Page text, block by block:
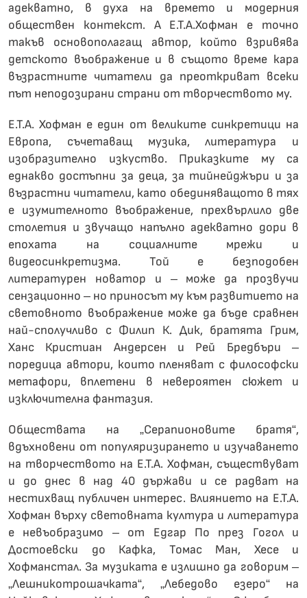
адекватно, в духа на времето и модерния
обществен контекст. А Е.Т.А.Хофман е точно
такъв основополагащ автор, който взривява
детското въображение и в същото време кара
възрастните читатели да преоткриват всеки
път неподозирани страни от творчеството му.
Е.Т.А. Хофман е един от великите синкретици на
Европа, съчетаващ музика, литература и
изобразително изкуство. Приказките му са
еднакво достъпни за деца, за тийнейджъри и за
възрастни читатели, като обединяващото в тях
е изумителното въображение, прехвърлило две
столетия и звучащо напълно адекватно дори в
епохата на социалните мрежи и
видеосинкретизма. Той е безподобен
литературен новатор и – може да прозвучи
сензационно – но приносът му към развитието на
световното въображение може да бъде сравнен
най-сполучливо с Филип К. Дик, братята Грим,
Ханс Кристиан Андерсен и Рей Бредбъри –
поредица автори, които пленяват с философски
метафори, вплетени в невероятен сюжет и
изключителна фантазия.
Обществата на „Серапионовите братя“,
вдъхновени от популяризирането и изучаването
на творчеството на Е.Т.А. Хофман, съществуват
и до днес в над 40 държави и се радват на
нестихващ публичен интерес. Влиянието на Е.Т.А.
Хофман върху световната култура и литература
е невъобразимо – от Едгар По през Гогол и
Достоевски до Кафка, Томас Ман, Хесе и
Хофманстал. За музиката е излишно да говорим –
„Лешникотрошачката“, „Лебедово езеро“ на